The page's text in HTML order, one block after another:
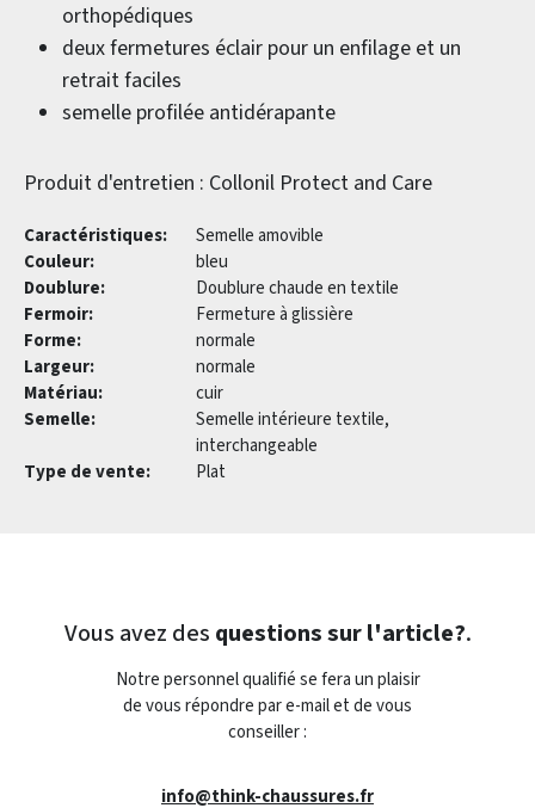
orthopédiques
deux fermetures éclair pour un enfilage et un
retrait faciles
semelle profilée antidérapante
Produit d'entretien : Collonil Protect and Care
Caractéristiques:
Semelle amovible
Couleur:
bleu
Doublure:
Doublure chaude en textile
Fermoir:
Fermeture à glissière
Forme:
normale
Largeur:
normale
Matériau:
cuir
Semelle:
Semelle intérieure textile,
interchangeable
Type de vente:
Plat
Vous avez des questions sur l'article?.
Notre personnel qualifié se fera un plaisir
de vous répondre par e-mail et de vous
conseiller :
info@think-chaussures.fr